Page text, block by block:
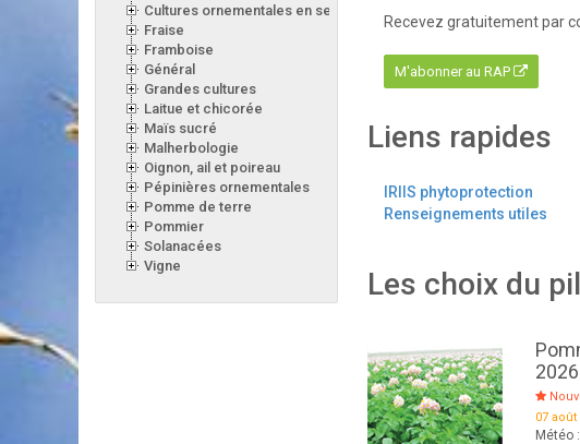
Cultures ornementales en serre
Fraise
Framboise
Général
Grandes cultures
Laitue et chicorée
Maïs sucré
Malherbologie
Oignon, ail et poireau
Pépinières ornementales
Pomme de terre
Pommier
Solanacées
Vigne
Recevez gratuitement par
M'abonner au RAP
Liens rapides
IRIIS phytoprotection
Renseignements utiles
Les choix du
2026
07 août
Météo